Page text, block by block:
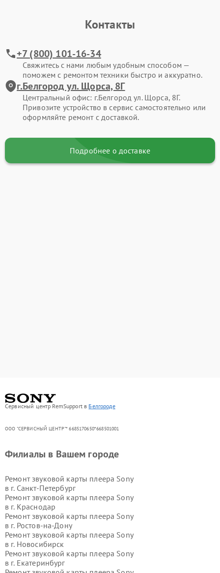
Контакты
+7 (800) 101-16-34
Свяжитесь с нами любым удобным способом —
поможем с ремонтом техники быстро и аккуратно.
г.Белгород ул. Щорса, 8Г
Центральный офис: г.Белгород ул. Щорса, 8Г.
Привозите устройство в сервис самостоятельно или
оформляйте ремонт с доставкой.
Подробнее о доставке
Сервисный центр RemSupport в Белгороде
ООО "СЕРВИСНЫЙ ЦЕНТР"* 6685170650*668501001
Филиалы в Вашем городе
Ремонт звуковой карты плеера Sony
в г. Санкт-Петербург
Ремонт звуковой карты плеера Sony
в г. Краснодар
Ремонт звуковой карты плеера Sony
в г. Ростов-на-Дону
Ремонт звуковой карты плеера Sony
в г. Новосибирск
Ремонт звуковой карты плеера Sony
в г. Екатеринбург